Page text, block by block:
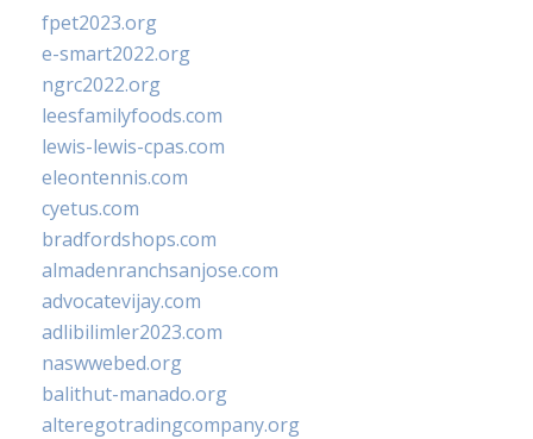
fpet2023.org
e-smart2022.org
ngrc2022.org
leesfamilyfoods.com
lewis-lewis-cpas.com
eleontennis.com
cyetus.com
bradfordshops.com
almadenranchsanjose.com
advocatevijay.com
adlibilimler2023.com
naswwebed.org
balithut-manado.org
alteregotradingcompany.org